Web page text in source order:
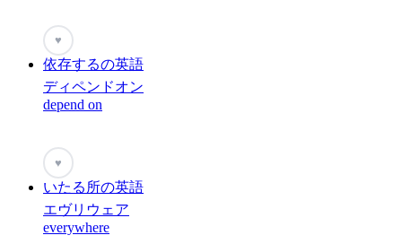
♥
依存するの英語
ディペンドオン
depend on
♥
いたる所の英語
エヴリウェア
everywhere